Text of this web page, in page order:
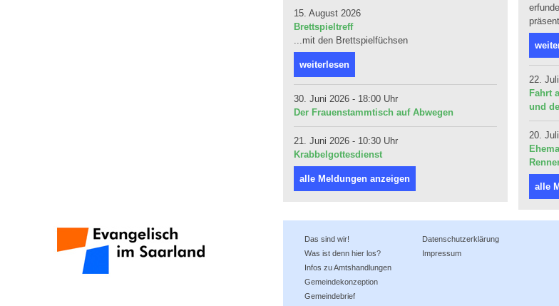
15. August 2026
Brettspieltreff
...mit den Brettspielfüchsen
weiterlesen
30. Juni 2026 - 18:00 Uhr
Der Frauenstammtisch auf Abwegen
21. Juni 2026 - 10:30 Uhr
Krabbelgottesdienst
alle Meldungen anzeigen
22.
Fahrt
und
20.
alle
Das sind wir!
Was ist denn hier los?
Infos zu Amtshandlungen
Gemeindekonzeption
Gemeindebrief
Datenschutzerklärung
Impressum